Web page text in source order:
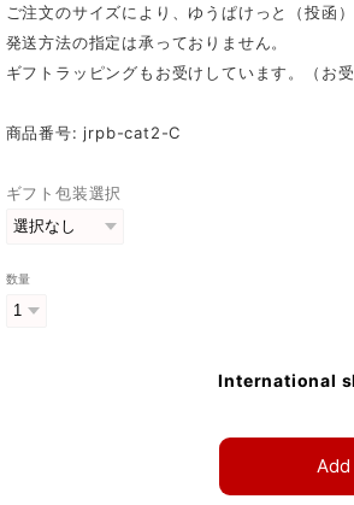
ご注文のサイズにより、ゆうぱけっと（投函
発送方法の指定は承っておりません。
ギフトラッピングもお受けしています。（お
商品番号: jrpb-cat2-C
ギフト包装選択
数量
International